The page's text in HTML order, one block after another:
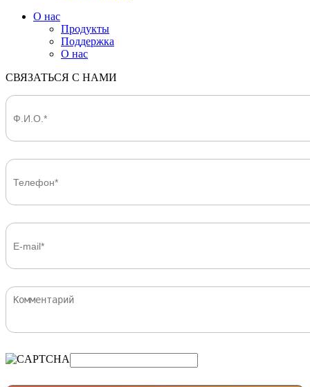
О нас
Продукты
Поддержка
О нас
СВЯЗАТЬСЯ С НАМИ